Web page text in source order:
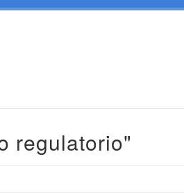
regulatorio"